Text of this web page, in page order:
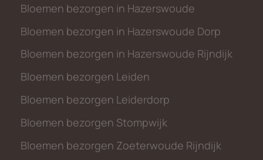
Bloemen bezorgen in Hazerswoude
Bloemen bezorgen in Hazerswoude Dorp
Bloemen bezorgen in Hazerswoude Rijndijk
Bloemen bezorgen Leiden
Bloemen bezorgen Leiderdorp
Bloemen bezorgen Stompwijk
Bloemen bezorgen Zoeterwoude Rijndijk